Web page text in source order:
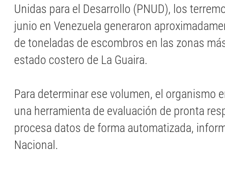
Unidas para el Desarrollo (PNUD), los
junio en Venezuela generaron
de toneladas de escombros en las zonas
estado costero de La Guaira.
Para determinar ese volumen, el organismo
una herramienta de evaluación de pronta
procesa datos de forma automatizada,
Nacional.